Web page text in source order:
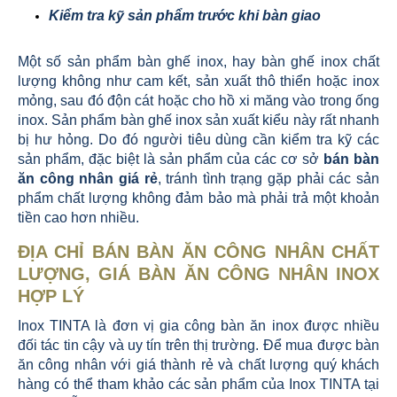
Kiểm tra kỹ sản phẩm trước khi bàn giao
Một số sản phẩm bàn ghế inox, hay bàn ghế inox chất
lượng không như cam kết, sản xuất thô thiển hoặc inox
mỏng, sau đó độn cát hoặc cho hồ xi măng vào trong ống
inox. Sản phẩm bàn ghế inox sản xuất kiểu này rất nhanh
bị hư hỏng. Do đó người tiêu dùng cần kiểm tra kỹ các
sản phẩm, đặc biệt là sản phẩm của các cơ sở bán bàn
ăn công nhân giá rẻ, tránh tình trạng gặp phải các sản
phẩm chất lượng không đảm bảo mà phải trả một khoản
tiền cao hơn nhiều.
ĐỊA CHỈ BÁN BÀN ĂN CÔNG NHÂN CHẤT
LƯỢNG, GIÁ BÀN ĂN CÔNG NHÂN INOX
HỢP LÝ
Inox TINTA là đơn vị gia công bàn ăn inox được nhiều
đối tác tin cậy và uy tín trên thị trường. Để mua được bàn
ăn công nhân với giá thành rẻ và chất lượng quý khách
hàng có thể tham khảo các sản phẩm của Inox TINTA tại